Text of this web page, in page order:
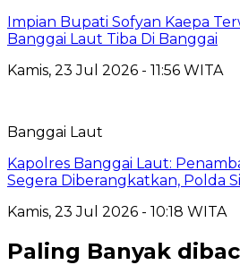
Impian Bupati Sofyan Kaepa
Banggai Laut Tiba Di Banggai
Kamis, 23 Jul 2026 - 11:56 WITA
Banggai Laut
Kapolres Banggai Laut:
Segera Diberangkatkan, Polda
Kamis, 23 Jul 2026 - 10:18 WITA
Paling Banyak